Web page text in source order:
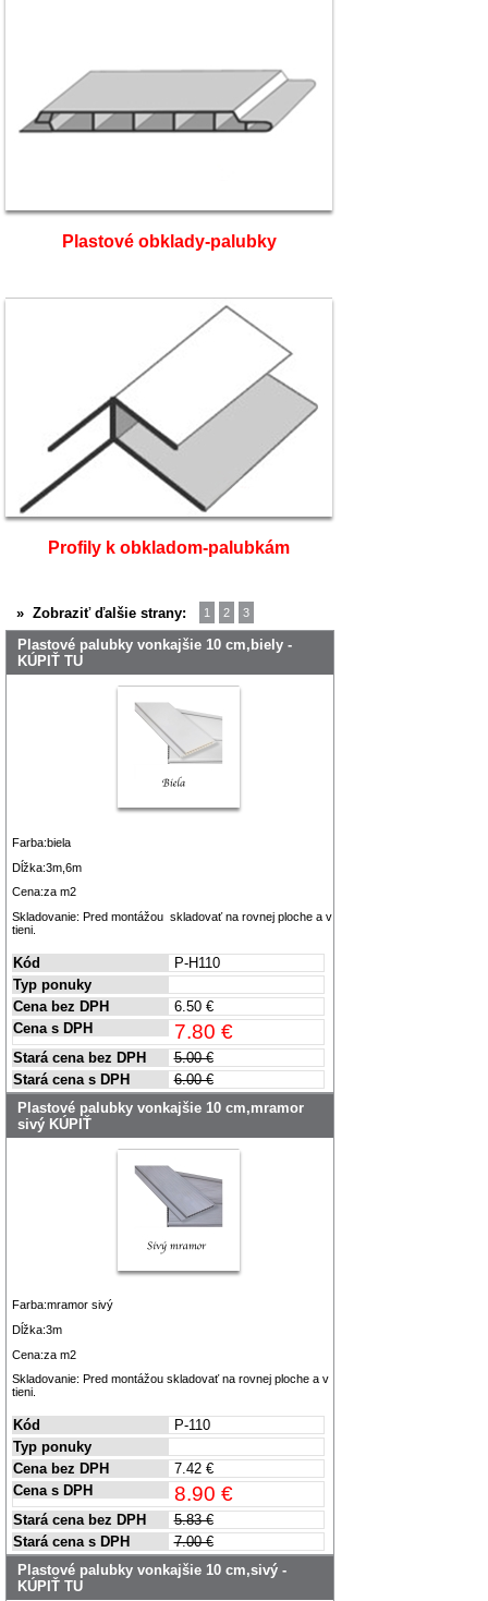
Plastové obklady-palubky
Profily k obkladom-palubkám
» Zobraziť ďalšie strany:
Plastové palubky vonkajšie 10 cm,biely -
KÚPIŤ TU
Farba:biela
Dĺžka:3m,6m
Cena:za m2
Skladovanie: Pred montážou skladovať na rovnej ploche a v
tieni.
Kód
P-H110
Typ ponuky
Cena bez DPH
6.50 €
Cena s DPH
7.80 €
Stará cena bez DPH
5.00 €
Stará cena s DPH
6.00 €
Plastové palubky vonkajšie 10 cm,mramor
sivý KÚPIŤ
Farba:mramor sivý
Dĺžka:3m
Cena:za m2
Skladovanie: Pred montážou skladovať na rovnej ploche a v
tieni.
Kód
P-110
Typ ponuky
Cena bez DPH
7.42 €
Cena s DPH
8.90 €
Stará cena bez DPH
5.83 €
Stará cena s DPH
7.00 €
Plastové palubky vonkajšie 10 cm,sivý -
KÚPIŤ TU